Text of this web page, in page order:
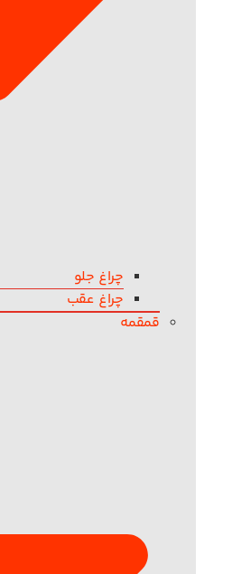
چراغ جلو
چراغ عقب
قمقمه